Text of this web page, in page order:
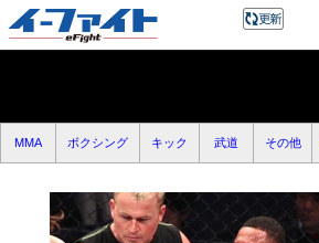
MMA ボクシング キック 武道 その他